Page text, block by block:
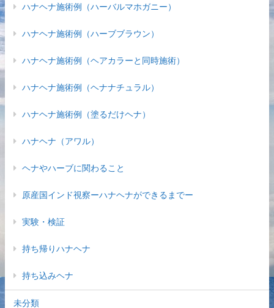
ハナヘナ施術例（ハーバルマホガニー）
ハナヘナ施術例（ハーブブラウン）
ハナヘナ施術例（ヘアカラーと同時施術）
ハナヘナ施術例（ヘナナチュラル）
ハナヘナ施術例（塗るだけヘナ）
ハナヘナ（アワル）
ヘナやハーブに関わること
原産国インド視察ーハナヘナができるまでー
実験・検証
持ち帰りハナヘナ
持ち込みヘナ
未分類